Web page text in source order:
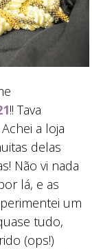
!! Tava
a loja
delas
Não vi nada
lá, e as
um
tudo,
(ops!)